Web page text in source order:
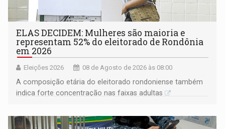
ELAS DECIDEM: Mulheres são maioria e
representam 52% do eleitorado de Rondônia
em 2026
Eleições 2026 08 de Agosto de 2026 às 08:00
A composição etária do eleitorado rondoniense também
indica forte concentração nas faixas adultas